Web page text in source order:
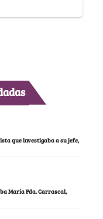
que investigaba a su jefe,
María Fda. Carrascal,